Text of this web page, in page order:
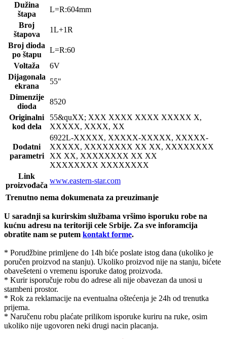
Dužina
štapa
L=R:604mm
Broj
štapova
1L+1R
Broj dioda
po štapu
L=R:60
Voltaža
6V
Dijagonala
ekrana
55"
Dimenzije
dioda
8520
Originalni
kod dela
55&quXX; XXX XXXX XXXX XXXXX X,
XXXXX, XXXX, XX
Dodatni
parametri
6922L-XXXXX, XXXXX-XXXXX, XXXXX-
XXXXX, XXXXXXXX XX XX, XXXXXXXX
XX XX, XXXXXXXX XX XX
XXXXXXXX XXXXXXXX
Link
proizvođača
www.eastern-star.com
Trenutno nema dokumenata za preuzimanje
U saradnji sa kurirskim službama vršimo isporuku robe na
kućnu adresu na teritoriji cele Srbije. Za sve inforamcija
obratite nam se putem kontakt forme.
* Porudžbine primljene do 14h biće poslate istog dana (ukoliko je
poručen proizvod na stanju). Ukoliko proizvod nije na stanju, bićete
obavešeteni o vremenu isporuke datog proizvoda.
* Kurir isporučuje robu do adrese ali nije obavezan da unosi u
stambeni prostor.
* Rok za reklamacije na eventualna oštećenja je 24h od trenutka
prijema.
* Naručenu robu plaćate prilikom isporuke kuriru na ruke, osim
ukoliko nije ugovoren neki drugi nacin placanja.